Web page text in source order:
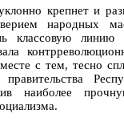
крепнет и
народных
классовую
с тем, тесно
наиболее